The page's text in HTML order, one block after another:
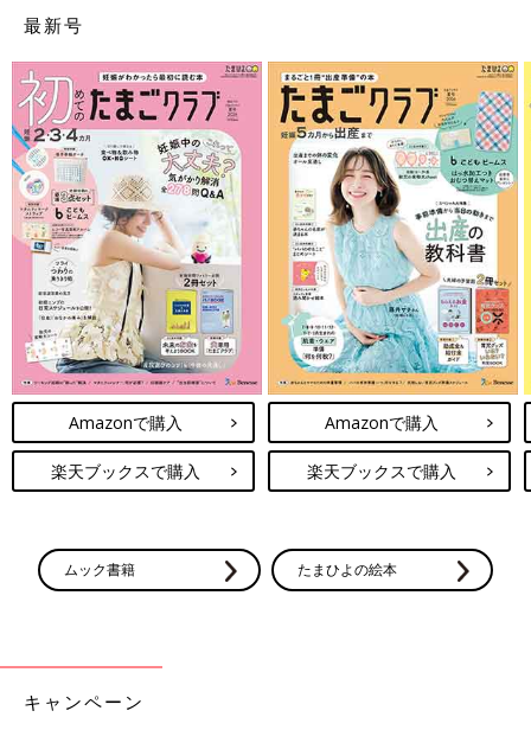
――そんなふうに習慣化したり、毎日のルーティンを作ること
も、子どもの自立につながるんですね。家庭の状況にあったルー
ティンを作るヒントを教えてください。
北川 私はモンテッソーリ教育のオンラインサロンを運営してい
ますが、「帰宅したら手を洗わずに遊んでしまう」「夕食のあと
になかなかパジャマに着替えてくれないで遊んでしまう」といっ
た悩みをよく聞きます。たとえば「帰宅したら手を洗ってかばん
を片づけてから遊ぶ」「夕食のあとは着替えてから遊ぶ」をルー
ティンにしたい場合も、間取りによって子どもの動線が変わるの
で、環境や動線に合わせてルーティンを考えるといいでしょう。
玄関の近くにかばんを置く棚があるから先にかばんを片づけるの
か、それとも近くに洗面所があるからまず手を洗うのかを考えま
す。ルーティンがうまくいかなかったら、子どもの個性や思考に
合わせて変えてみましょう。子どもによって手を洗ったら遊ぶモ
ードに入ってしまってかばんを片づけられないなら、手を洗う前
にかばんを片づける、というルーティンにしてみてもいいと思い
ます。
北川 子どものルーティンが定着するまでは、親が一緒にやって
してでも、着替えに付き添ってあげましょう。手助けしてあげて
もOK。そうやって子どもにルーティンが身につけば、食べ終わ
ったら自分で着替えてから遊ぶようになっていきます。
最新号
Amazonで購入
楽天ブックスで購入
Amazonで購入
楽天ブックスで購入
ムック書籍 たまひよの絵本
キャンペーン